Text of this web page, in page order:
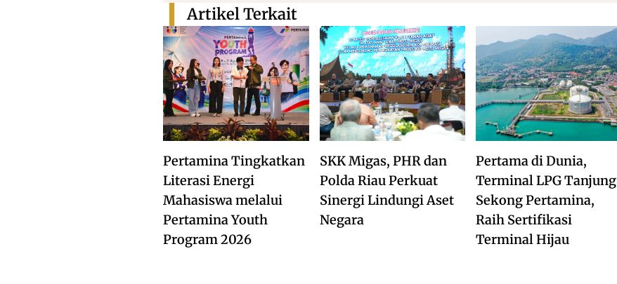
Pertamina Tingkatkan
Literasi Energi
Mahasiswa melalui
Pertamina Youth
Program 2026
SKK Migas, PHR dan
Polda Riau Perkuat
Sinergi Lindungi Aset
Negara
Pertama di Dunia,
Terminal LPG Tanjung
Sekong Pertamina,
Raih Sertifikasi
Terminal Hijau
Artikel Terkait